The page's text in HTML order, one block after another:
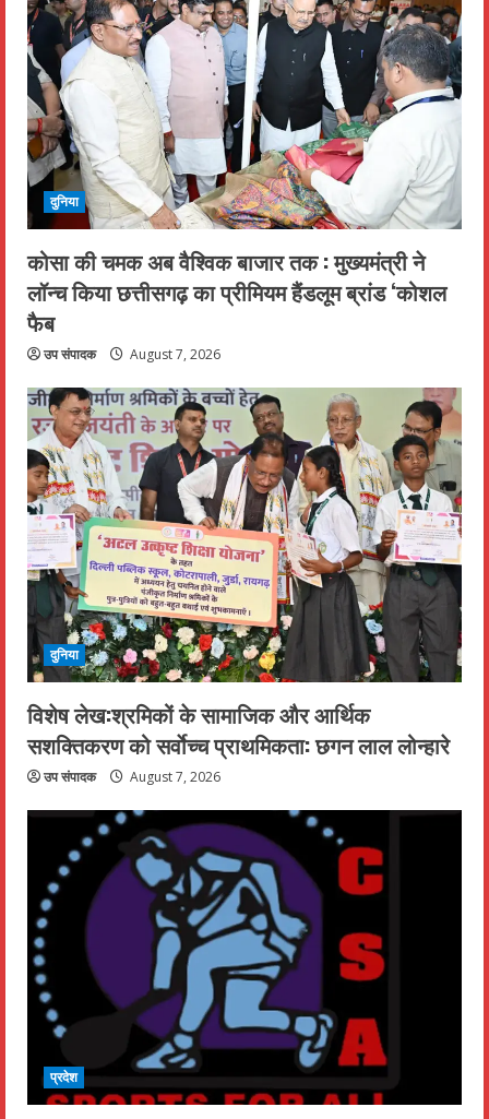
दुनिया
कोसा की चमक अब वैश्विक बाजार तक : मुख्यमंत्री ने
लॉन्च किया छत्तीसगढ़ का प्रीमियम हैंडलूम ब्रांड ‘कोशल
फैब
उप संपादक August 7, 2026
दुनिया
विशेष लेख:श्रमिकों के सामाजिक और आर्थिक
सशक्तिकरण को सर्वाेच्च प्राथमिकता: छगन लाल लोन्हारे
उप संपादक August 7, 2026
प्रदेश